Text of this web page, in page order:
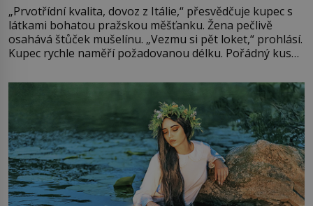
„Prvotřídní kvalita, dovoz z Itálie,“ přesvědčuje kupec s
látkami bohatou pražskou měšťanku. Žena pečlivě
osahává štůček mušelínu. „Vezmu si pět loket,“ prohlásí.
Kupec rychle naměří požadovanou délku. Pořádný kus
milostpaní. Stačí jenom na sukni,“ zhodnotí švadlena
množství růžového mušelínu. „Ošidili vás, podívejte.“
Vezme do ruky dřevěnou